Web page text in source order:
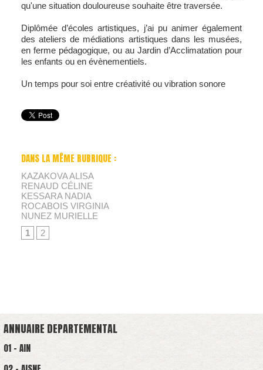
ANNUAIRE DEPARTEMENTAL
01 - AIN
qu'une situation douloureuse souhaite être traversée.
Diplômée d’écoles artistiques, j’ai pu animer également
des ateliers de médiations artistiques dans les musées,
en ferme pédagogique, ou au Jardin d’Acclimatation pour
les enfants ou en évènementiels.
Un temps pour soi entre créativité ou vibration sonore
DANS LA MÊME RUBRIQUE :
KAZAKOVA ALISA
RENAUD CÉLINE
KESSARA NADIA
ROCABOIS VIRGINIA
NUNEZ MURIELLE
1
2